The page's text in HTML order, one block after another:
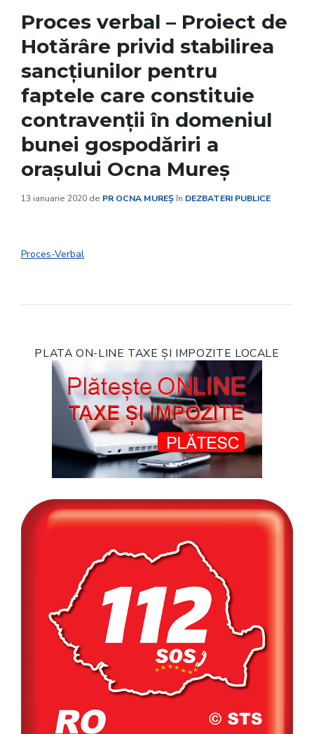
Proces verbal – Proiect de
Hotărâre privid stabilirea
sancțiunilor pentru
faptele care constituie
contravenții în domeniul
bunei gospodăriri a
orașului Ocna Mureș
13 ianuarie 2020 de PR OCNA MUREȘîn DEZBATERI PUBLICE
Proces-Verbal
PLATA ON-LINE TAXE ȘI IMPOZITE LOCALE